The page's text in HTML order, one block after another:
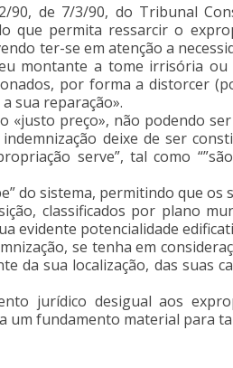
de 7/3/90, do Tribunal
que permita ressarcir o
ter-se em atenção a
montante a tome irrisória
por forma a distorcer
sua reparação».
preço», não podendo
deixe de ser
serve”, tal como
do sistema, permitindo que
classificados por plano
evidente potencialidade
se tenha em
da sua localização, das suas
jurídico desigual aos
um fundamento material para